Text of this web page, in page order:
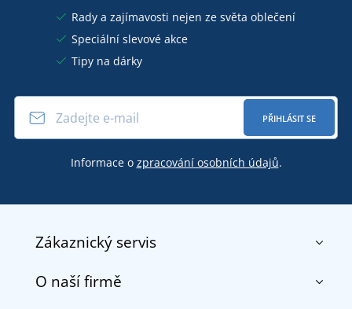
Rady a zajímavosti nejen ze světa oblečení
Speciální slevové akce
Tipy na dárky
PŘIHLÁSIT SE
Informace o zpracování osobních údajů.
Zákaznický servis
Kontakt
O naší firmě